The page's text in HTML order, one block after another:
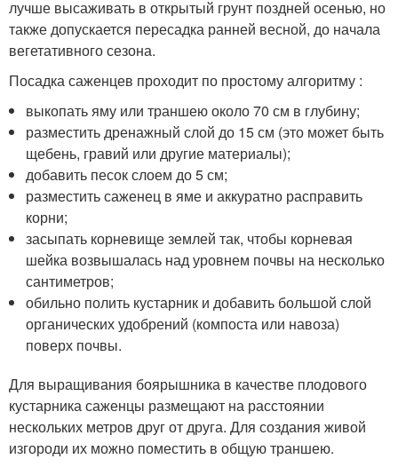
лучше высаживать в открытый грунт поздней осенью, но
также допускается пересадка ранней весной, до начала
вегетативного сезона.
Посадка саженцев проходит по простому алгоритму :
выкопать яму или траншею около 70 см в глубину;
разместить дренажный слой до 15 см (это может быть
щебень, гравий или другие материалы);
добавить песок слоем до 5 см;
разместить саженец в яме и аккуратно расправить
корни;
засыпать корневище землей так, чтобы корневая
шейка возвышалась над уровнем почвы на несколько
сантиметров;
обильно полить кустарник и добавить большой слой
органических удобрений (компоста или навоза)
поверх почвы.
Для выращивания боярышника в качестве плодового
кустарника саженцы размещают на расстоянии
нескольких метров друг от друга. Для создания живой
изгороди их можно поместить в общую траншею.